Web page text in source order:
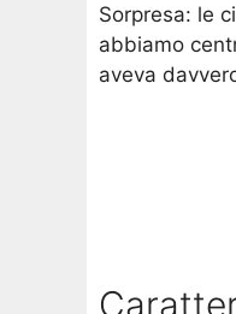
Sorpresa: le
abbiamo
aveva